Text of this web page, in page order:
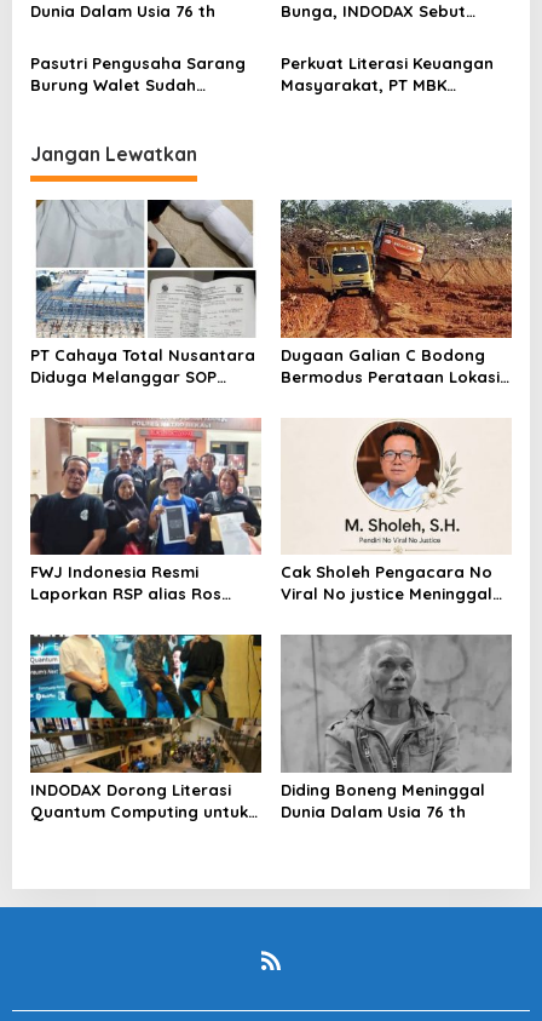
Dunia Dalam Usia 76 th
Bunga, INDODAX Sebut
Sentimen Pasar
Pasutri Pengusaha Sarang
Burung Walet Sudah
Segera Lakukan Penahanan
Perkuat Literasi Keuangan
Masyarakat, PT MBK
Jangan Lewatkan
PT Cahaya Total Nusantara
Diduga Melanggar SOP
Kerja Hingga meninggal
Dunia, Kluarga Korban
Merasa Di abaikan
Dugaan Galian C Bodong
Bermodus Perataan Lokasi
Riau Akan Tinjauan Lokasi
FWJ Indonesia Resmi
Laporkan RSP alias Ros
Cak Sholeh Pengacara No
Viral No justice Meninggal
INDODAX Dorong Literasi
Quantum Computing untuk
Diding Boneng Meninggal
Dunia Dalam Usia 76 th